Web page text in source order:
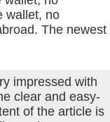
wallet, no
The newest
impressed with
clear and easy-
of the article is